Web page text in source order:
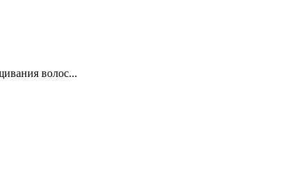
волос...